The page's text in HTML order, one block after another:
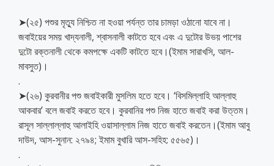
➤(২৫) পশুর মৃত্যু নিশ্চিত না হওয়া পর্যন্ত তার চামড়া ওঠানো যাবে না।
জবাইয়ের সময় খাদ্যনালী, শ্বাসনালী কাটতে হবে এবং এ দুটোর উভয় পাশের
দুটো রক্তনালী থেকে কমপক্ষে একটি কাটতে হবে।(ইমাম সারাখসি, আল-
মাবসুত)।
.
➤(২৬) কুরবানীর পশু জবাইকারী মুসলিম হতে হবে। ‘বিসমিল্লাহি আল্লাহু
আকবার’ বলে জবাই করতে হবে। কুরবানির পশু নিজ হাতে জবাই করা উত্তম।
রাসূল সাল্লাল্লাহু আলাইহি ওয়াসাল্লাম নিজ হাতে জবাই করতেন।(ইমাম আবু
দাউদ, আস-সুনান: ২৭৯৪; ইমাম বুখারি আস-সহিহ: ৫৫৬৫)।
.